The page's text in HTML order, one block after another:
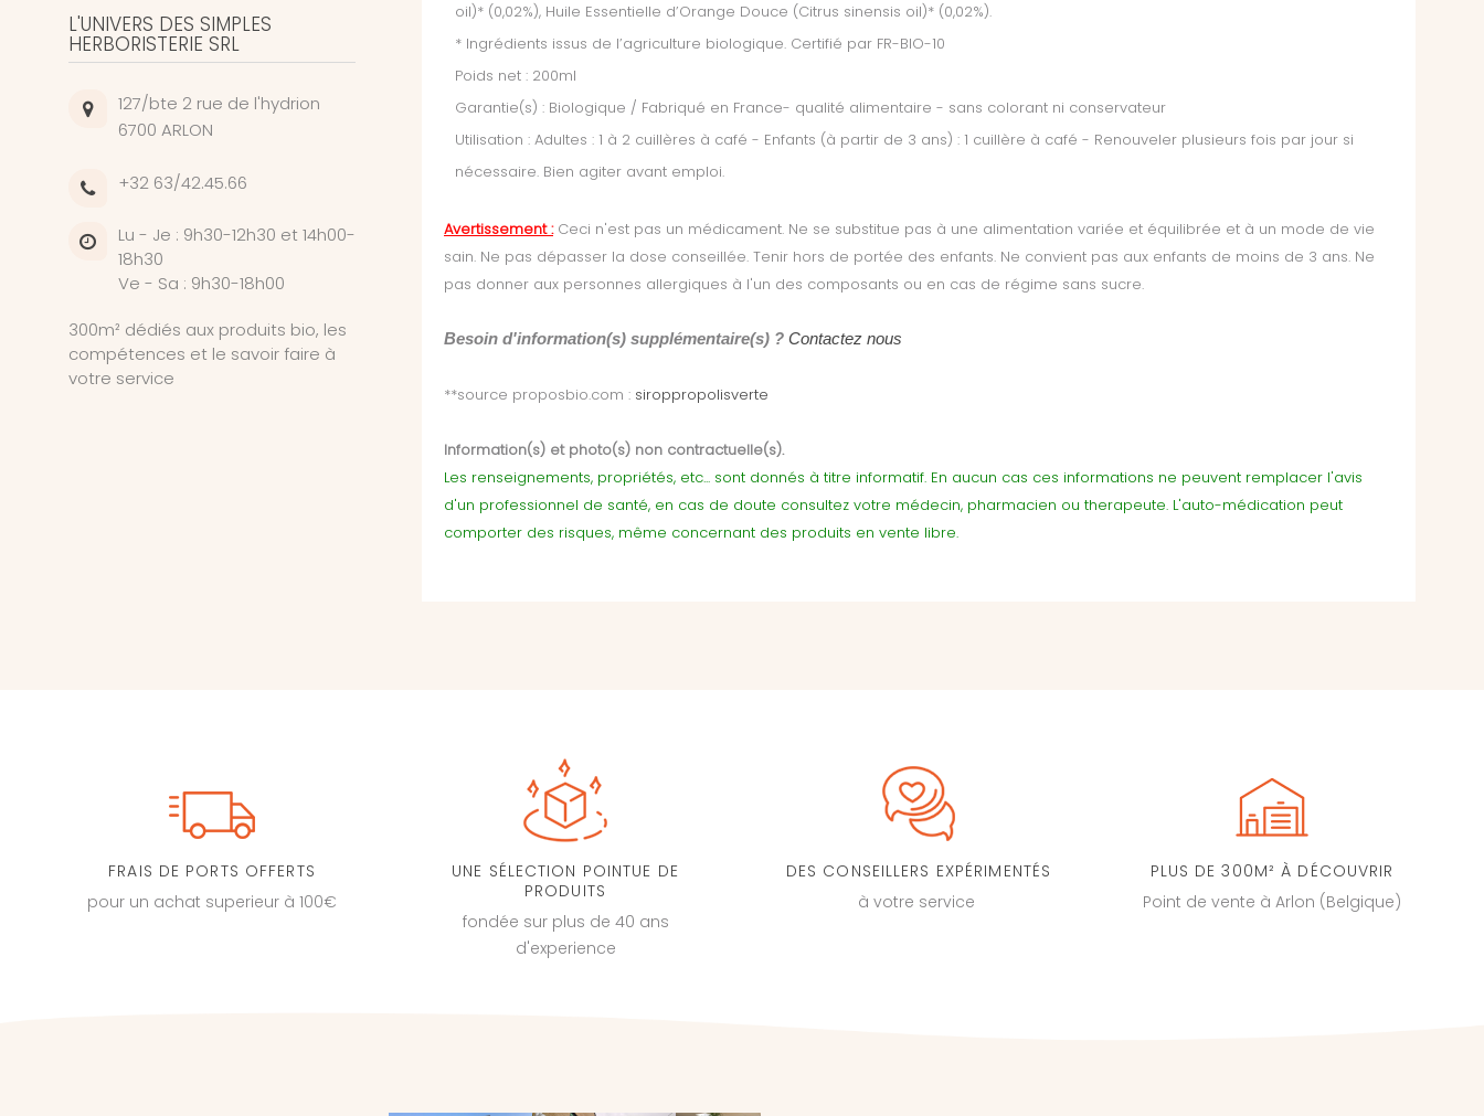
oil)* (0,02%), Huile Essentielle d’Orange Douce (Citrus sinensis oil)* (0,02%).
* Ingrédients issus de l’agriculture biologique. Certifié par FR-BIO-10
Poids net : 200ml
Garantie(s) : Biologique / Fabriqué en France- qualité alimentaire - sans colorant ni conservateur
Utilisation : Adultes : 1 à 2 cuillères à café - Enfants (à partir de 3 ans) : 1 cuillère à café - Renouveler plusieurs fois par jour si
nécessaire. Bien agiter avant emploi.
Avertissement :Ceci n'est pas un médicament. Ne se substitue pas à une alimentation variée et équilibrée et à un mode de vie
sain. Ne pas dépasser la dose conseillée. Tenir hors de portée des enfants. Ne convient pas aux enfants de moins de 3 ans. Ne
pas donner aux personnes allergiques à l'un des composants ou en cas de régime sans sucre.
Besoin d'information(s) supplémentaire(s) ? Contactez nous
**source proposbio.com : siroppropolisverte
Information(s) et photo(s) non contractuelle(s).
Les renseignements, propriétés, etc... sont donnés à titre informatif. En aucun cas ces informations ne peuvent remplacer l'avis
d'un professionnel de santé, en cas de doute consultez votre médecin, pharmacien ou therapeute. L'auto-médication peut
comporter des risques, même concernant des produits en vente libre.
L'UNIVERS DES SIMPLES
HERBORISTERIE SRL
127/bte 2 rue de l'hydrion
6700 ARLON
+32 63/42.45.66
Lu - Je : 9h30-12h30 et 14h00-
18h30
Ve - Sa : 9h30-18h00
300m² dédiés aux produits bio, les
compétences et le savoir faire à
votre service
FRAIS DE PORTS OFFERTS
pour un achat superieur à 100€
UNE SÉLECTION POINTUE DE
PRODUITS
fondée sur plus de 40 ans
d'experience
DES CONSEILLERS EXPÉRIMENTÉS
à votre service
PLUS DE 300M² À DÉCOUVRIR
Point de vente à Arlon (Belgique)